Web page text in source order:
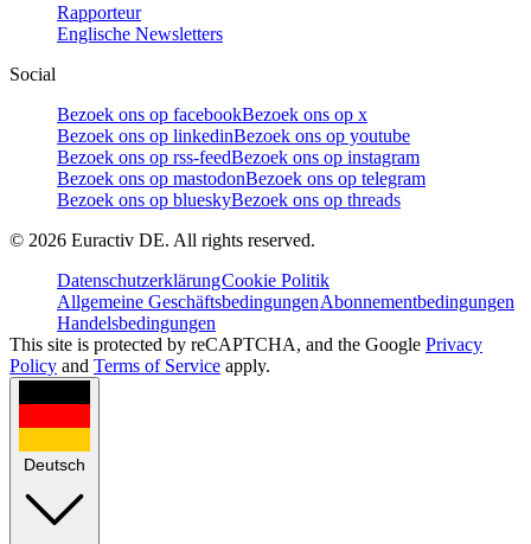
Rapporteur
Englische Newsletters
Social
Bezoek ons op facebookBezoek ons op x
Bezoek ons op linkedinBezoek ons op youtube
Bezoek ons op rss-feedBezoek ons op instagram
Bezoek ons op mastodonBezoek ons op telegram
Bezoek ons op blueskyBezoek ons op threads
© 2026 Euractiv DE. All rights reserved.
DatenschutzerklärungCookie Politik
Allgemeine GeschäftsbedingungenAbonnementbedingungen
Handelsbedingungen
This site is protected by reCAPTCHA, and the Google Privacy
Policy and Terms of Service apply.
Deutsch